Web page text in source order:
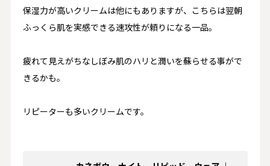
保湿力が高いクリームは他にもありますが、こちらは翌朝
ふっくら肌を実感できる速攻性が頼りになる一品。
疲れて見えがちなしぼみ肌のハリと潤いを蘇らせる事がで
きるかも。
リピーターも多いクリームです。